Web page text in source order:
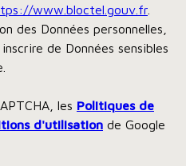
www.bloctel.gouv.fr
des Données personnelles,
de Données sensibles
les Politiques de
d'utilisation de Google